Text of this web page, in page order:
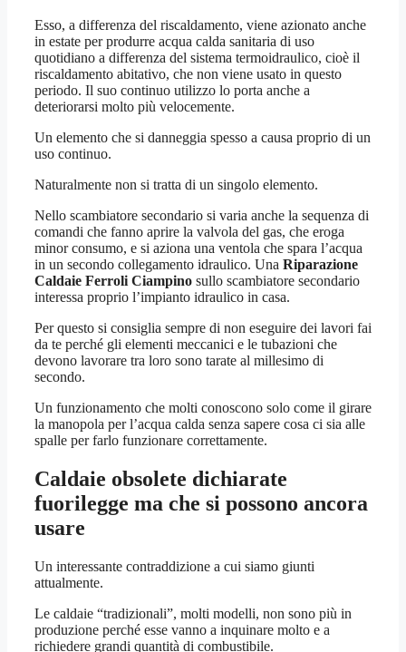
Esso, a differenza del riscaldamento, viene azionato anche
in estate per produrre acqua calda sanitaria di uso
quotidiano a differenza del sistema termoidraulico, cioè il
riscaldamento abitativo, che non viene usato in questo
periodo. Il suo continuo utilizzo lo porta anche a
deteriorarsi molto più velocemente.
Un elemento che si danneggia spesso a causa proprio di un
uso continuo.
Naturalmente non si tratta di un singolo elemento.
Nello scambiatore secondario si varia anche la sequenza di
comandi che fanno aprire la valvola del gas, che eroga
minor consumo, e si aziona una ventola che spara l’acqua
in un secondo collegamento idraulico. Una Riparazione
Caldaie Ferroli Ciampino sullo scambiatore secondario
interessa proprio l’impianto idraulico in casa.
Per questo si consiglia sempre di non eseguire dei lavori fai
da te perché gli elementi meccanici e le tubazioni che
devono lavorare tra loro sono tarate al millesimo di
secondo.
Un funzionamento che molti conoscono solo come il girare
la manopola per l’acqua calda senza sapere cosa ci sia alle
spalle per farlo funzionare correttamente.
Caldaie obsolete dichiarate
fuorilegge ma che si possono ancora
usare
Un interessante contraddizione a cui siamo giunti
attualmente.
Le caldaie “tradizionali”, molti modelli, non sono più in
produzione perché esse vanno a inquinare molto e a
richiedere grandi quantità di combustibile.